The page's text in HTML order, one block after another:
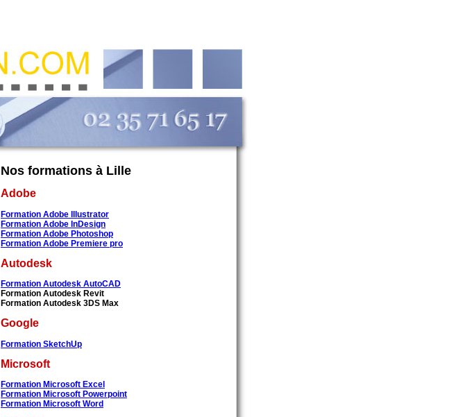
Nos formations à Lille
Adobe
Formation Adobe Illustrator
Formation Adobe InDesign
Formation Adobe Photoshop
Formation Adobe Premiere pro
Autodesk
Formation Autodesk AutoCAD
Formation Autodesk Revit
Formation Autodesk 3DS Max
Google
Formation SketchUp
Microsoft
Formation Microsoft Excel
Formation Microsoft Powerpoint
Formation Microsoft Word